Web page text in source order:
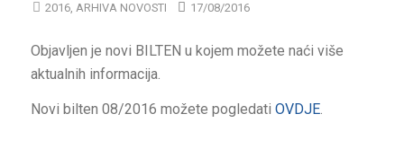
2016, ARHIVA NOVOSTI 17/08/2016
Objavljen je novi BILTEN u kojem možete naći više
aktualnih informacija.
Novi bilten 08/2016 možete pogledati OVDJE.